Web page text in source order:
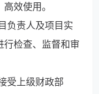
效使用。
负责人及项目实
行检查、监督和审
受上级财政部